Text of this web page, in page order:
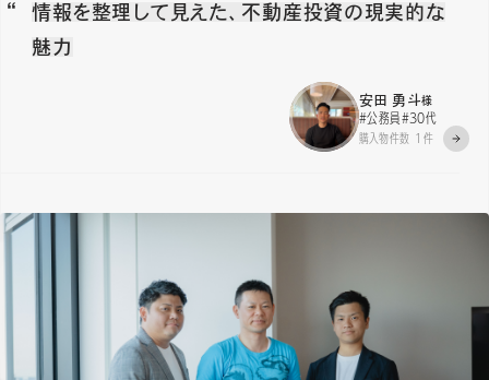
情報を整理して見えた、不動産投資の現実的な
魅力
安田 勇斗様
#公務員#30代
購入物件数 1件